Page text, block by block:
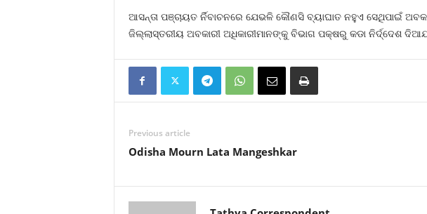
ଆସନ୍ତା ପଞ୍ଚାୟତ ର୍ନିବାଚନରେ ଯେଭଳି କୌଣସି ବ୍ୟାଘାତ ନହୁଏ ସେଥିପାଇଁ
ଜିଲ୍ଲାସ୍ତରୀୟ ଅବକାରୀ ଅଧିକାରୀମାନଙ୍କୁ ବିଭାଗ ପକ୍ଷରୁ କଡା ନିର୍ଦ୍ଦେଶ
Previous article
Odisha Mourn Lata Mangeshkar